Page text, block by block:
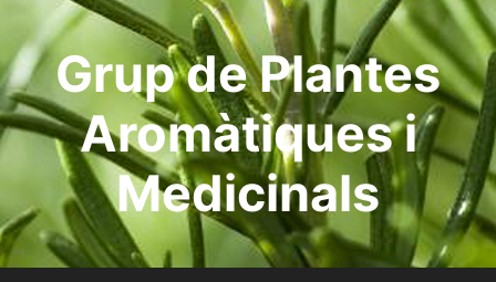
contenuGrup de Plantes
Aromàtiques i
Medicinals